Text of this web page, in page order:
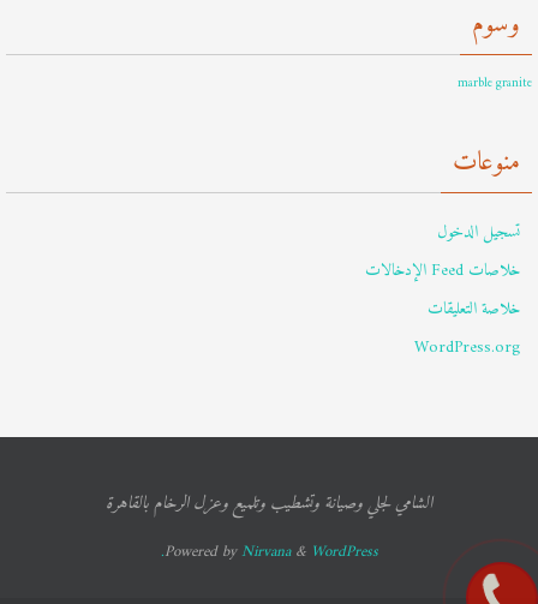
وسوم
marble granite
منوعات
تسجيل الدخول
خلاصات Feed الإدخالات
خلاصة التعليقات
WordPress.org
الشامي لجلي وصيانة وتشطيب وتلميع وعزل الرخام بالقاهرة
Powered byNirvana& WordPress.